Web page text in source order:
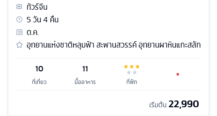
ทัวร์จีน
5วัน4 คืน
ต.ค.
อุทยานแห่งชาติหลุมฟ้า สะพานสวรรค์ อุทยานผาหินแกะสลัก
10
ที่เที่ยว
11
มื้ออาหาร ที่พัก
เริ่มต้น 22,990